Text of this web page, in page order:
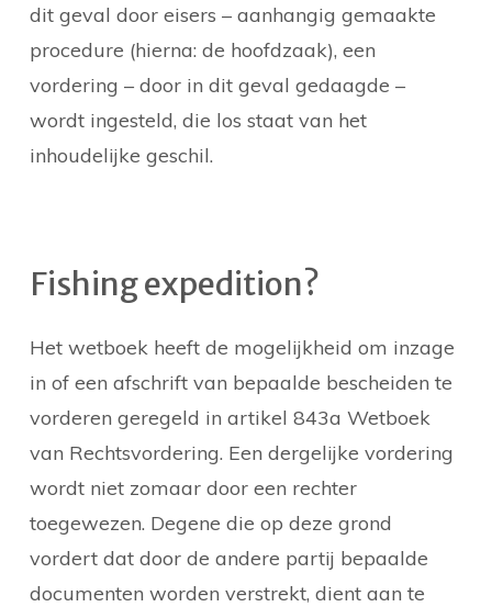
dit geval door eisers – aanhangig gemaakte
procedure (hierna: de hoofdzaak), een
vordering – door in dit geval gedaagde –
wordt ingesteld, die los staat van het
inhoudelijke geschil.
Fishing expedition?
Het wetboek heeft de mogelijkheid om inzage
in of een afschrift van bepaalde bescheiden te
vorderen geregeld in artikel 843a Wetboek
van Rechtsvordering. Een dergelijke vordering
wordt niet zomaar door een rechter
toegewezen. Degene die op deze grond
vordert dat door de andere partij bepaalde
documenten worden verstrekt, dient aan te